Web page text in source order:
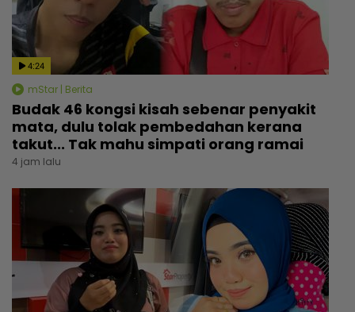
4:24
mStar | Berita
Budak 46 kongsi kisah sebenar penyakit
mata, dulu tolak pembedahan kerana
takut... Tak mahu simpati orang ramai
4 jam lalu